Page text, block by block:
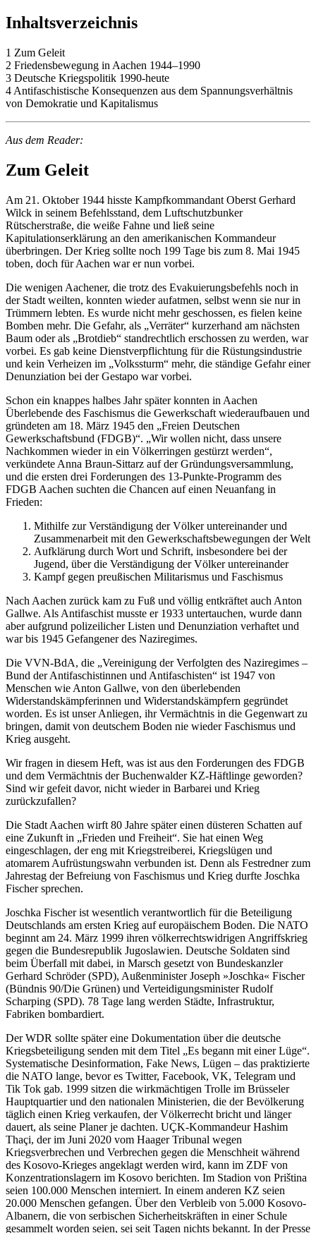
Inhaltsverzeichnis
1 Zum Geleit
2 Friedensbewegung in Aachen 1944–1990
3 Deutsche Kriegspolitik 1990-heute
4 Antifaschistische Konsequenzen aus dem Spannungsverhältnis
von Demokratie und Kapitalismus
Aus dem Reader:
Zum Geleit
Am 21. Oktober 1944 hisste Kampfkommandant Oberst Gerhard
Wilck in seinem Befehlsstand, dem Luftschutzbunker
Rütscherstraße, die weiße Fahne und ließ seine
Kapitulationserklärung an den amerikanischen Kommandeur
überbringen. Der Krieg sollte noch 199 Tage bis zum 8. Mai 1945
toben, doch für Aachen war er nun vorbei.
Die wenigen Aachener, die trotz des Evakuierungsbefehls noch in
der Stadt weilten, konnten wieder aufatmen, selbst wenn sie nur in
Trümmern lebten. Es wurde nicht mehr geschossen, es fielen keine
Bomben mehr. Die Gefahr, als „Verräter“ kurzerhand am nächsten
Baum oder als „Brotdieb“ standrechtlich erschossen zu werden, war
vorbei. Es gab keine Dienstverpflichtung für die Rüstungsindustrie
und kein Verheizen im „Volkssturm“ mehr, die ständige Gefahr einer
Denunziation bei der Gestapo war vorbei.
Schon ein knappes halbes Jahr später konnten in Aachen
Überlebende des Faschismus die Gewerkschaft wiederaufbauen und
gründeten am 18. März 1945 den „Freien Deutschen
Gewerkschaftsbund (FDGB)“. „Wir wollen nicht, dass unsere
Nachkommen wieder in ein Völkerringen gestürzt werden“,
verkündete Anna Braun-Sittarz auf der Gründungsversammlung,
und die ersten drei Forderungen des 13-Punkte-Programm des
FDGB Aachen suchten die Chancen auf einen Neuanfang in
Frieden:
Mithilfe zur Verständigung der Völker untereinander und
Zusammenarbeit mit den Gewerkschaftsbewegungen der Welt
Aufklärung durch Wort und Schrift, insbesondere bei der
Jugend, über die Verständigung der Völker untereinander
Kampf gegen preußischen Militarismus und Faschismus
Nach Aachen zurück kam zu Fuß und völlig entkräftet auch Anton
Gallwe. Als Antifaschist musste er 1933 untertauchen, wurde dann
aber aufgrund polizeilicher Listen und Denunziation verhaftet und
war bis 1945 Gefangener des Naziregimes.
Die VVN-BdA, die „Vereinigung der Verfolgten des Naziregimes –
Bund der Antifaschistinnen und Antifaschisten“ ist 1947 von
Menschen wie Anton Gallwe, von den überlebenden
Widerstandskämpferinnen und Widerstandskämpfern gegründet
worden. Es ist unser Anliegen, ihr Vermächtnis in die Gegenwart zu
bringen, damit von deutschem Boden nie wieder Faschismus und
Krieg ausgeht.
Wir fragen in diesem Heft, was ist aus den Forderungen des FDGB
und dem Vermächtnis der Buchenwalder KZ-Häftlinge geworden?
Sind wir gefeit davor, nicht wieder in Barbarei und Krieg
zurückzufallen?
Die Stadt Aachen wirft 80 Jahre später einen düsteren Schatten auf
eine Zukunft in „Frieden und Freiheit“. Sie hat einen Weg
eingeschlagen, der eng mit Kriegstreiberei, Kriegslügen und
atomarem Aufrüstungswahn verbunden ist. Denn als Festredner zum
Jahrestag der Befreiung von Faschismus und Krieg durfte Joschka
Fischer sprechen.
Joschka Fischer ist wesentlich verantwortlich für die Beteiligung
Deutschlands am ersten Krieg auf europäischem Boden. Die NATO
beginnt am 24. März 1999 ihren völkerrechtswidrigen Angriffskrieg
gegen die Bundesrepublik Jugoslawien. Deutsche Soldaten sind
beim Überfall mit dabei, in Marsch gesetzt von Bundeskanzler
Gerhard Schröder (SPD), Außenminister Joseph »Joschka« Fischer
(Bündnis 90/Die Grünen) und Verteidigungsminister Rudolf
Scharping (SPD). 78 Tage lang werden Städte, Infrastruktur,
Fabriken bombardiert.
Der WDR sollte später eine Dokumentation über die deutsche
Kriegsbeteiligung senden mit dem Titel „Es begann mit einer Lüge“.
Systematische Desinformation, Fake News, Lügen – das praktizierte
die NATO lange, bevor es Twitter, Facebook, VK, Telegram und
Tik Tok gab. 1999 sitzen die wirkmächtigen Trolle im Brüsseler
Hauptquartier und den nationalen Ministerien, die der Bevölkerung
täglich einen Krieg verkaufen, der Völkerrecht bricht und länger
dauert, als seine Planer je dachten. UÇK-Kommandeur Hashim
Thaçi, der im Juni 2020 vom Haager Tribunal wegen
Kriegsverbrechen und Verbrechen gegen die Menschheit während
des Kosovo-Krieges angeklagt werden wird, kann im ZDF von
Konzentrationslagern im Kosovo berichten. Im Stadion von Priština
seien 100.000 Menschen interniert. In einem anderen KZ seien
20.000 Menschen gefangen. Über den Verbleib von 5.000 Kosovo-
Albanern, die von serbischen Sicherheitskräften in einer Schule
gesammelt worden seien, sei seit Tagen nichts bekannt. In der Presse